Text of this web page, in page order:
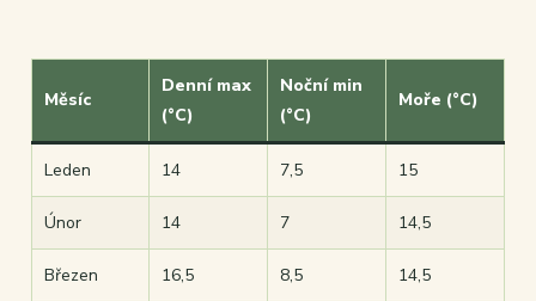
Měsíc
Denní max
(°C)
Noční min
(°C)
Moře (°C)
Leden 14 7,5 15
Únor 14 7 14,5
Březen 16,5 8,5 14,5